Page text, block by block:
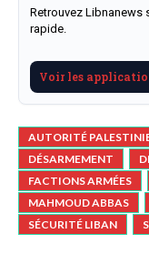
Retrouvez Libnanews
rapide.
Voir les
AUTORITÉ
DÉSARMEMENT
FACTIONS ARMÉES
MAHMOUD ABBAS
SÉCURITÉ LIBAN